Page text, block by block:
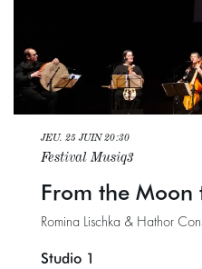
From the Moon
Romina Lischka & Hathor
Festival Musiq3
JEU. 25 JUIN 20:30
Studio 1